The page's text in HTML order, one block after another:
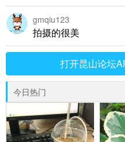
gmqiu123
拍摄的很美
打开昆山论坛
今日热门